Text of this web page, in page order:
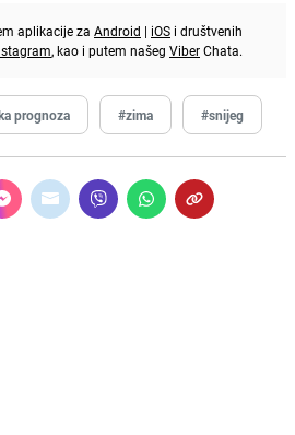
aplikacije za Android | iOS i društvenih
, kao i putem našeg ViberChata.
prognoza #zima #snijeg